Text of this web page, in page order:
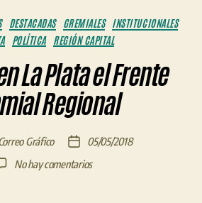
Categorías
DESTACADAS GREMIALES INSTITUCIONALES
POLÍTICA REGIÓN CAPITAL
La Plata el Frente
Regional
Gráfico
Fecha
de
05/05/2018
No hay comentariosen